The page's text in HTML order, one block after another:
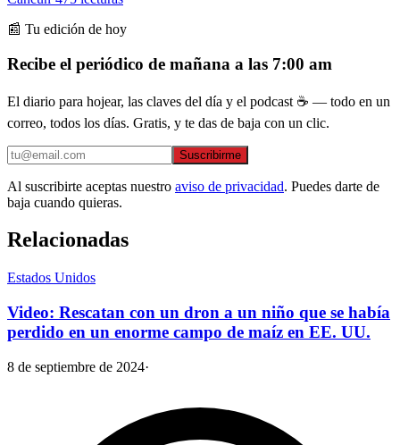
📰 Tu edición de hoy
Recibe el periódico de mañana a las 7:00 am
El diario para hojear, las claves del día y el podcast ☕ — todo en un
correo, todos los días. Gratis, y te das de baja con un clic.
Suscribirme
Al suscribirte aceptas nuestro aviso de privacidad. Puedes darte de
baja cuando quieras.
Relacionadas
Estados Unidos
Video: Rescatan con un dron a un niño que se había
perdido en un enorme campo de maíz en EE. UU.
8 de septiembre de 2024·